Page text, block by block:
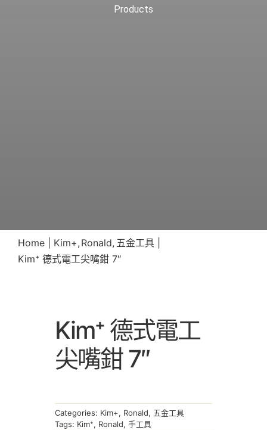
Products
Home Kim+ Ronald 五金工具
Kim⁺ 德式電工尖嘴鉗 7″
Kim⁺ 德式電工
尖嘴鉗 7″
Categories: Kim+, Ronald, 五金工具
Tags: Kim⁺, Ronald,手工具